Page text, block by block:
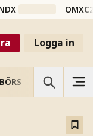
Logga in
BÖRS VETENSKAP